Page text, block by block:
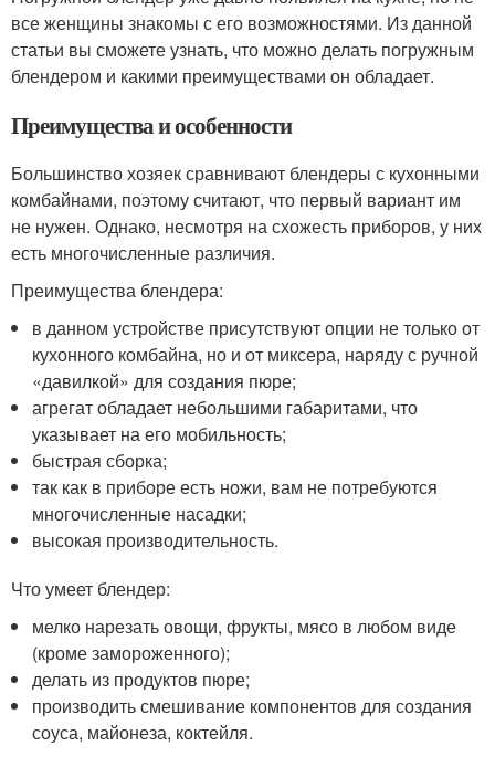
все женщины знакомы с его возможностями. Из данной
статьи вы сможете узнать, что можно делать погружным
блендером и какими преимуществами он обладает.
Преимущества и особенности
Большинство хозяек сравнивают блендеры с кухонными
комбайнами, поэтому считают, что первый вариант им
не нужен. Однако, несмотря на схожесть приборов, у них
есть многочисленные различия.
Преимущества блендера:
в данном устройстве присутствуют опции не только от
кухонного комбайна, но и от миксера, наряду с ручной
«давилкой» для создания пюре;
агрегат обладает небольшими габаритами, что
указывает на его мобильность;
быстрая сборка;
так как в приборе есть ножи, вам не потребуются
многочисленные насадки;
высокая производительность.
Что умеет блендер:
мелко нарезать овощи, фрукты, мясо в любом виде
(кроме замороженного);
делать из продуктов пюре;
производить смешивание компонентов для создания
соуса, майонеза, коктейля.